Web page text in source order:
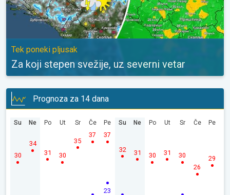
Tek poneki pljusak
Za koji stepen svežije, uz severni vetar
Prognoza za 14 dana
Su
30
Ne
34
Po
31
Ut
30
Sr
35
Če
37
Pe
23
37
Su
32
Ne
31
Po
30
Ut
31
Sr
30
Če
26
Pe
29